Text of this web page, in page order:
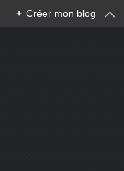
+ Créer mon blog